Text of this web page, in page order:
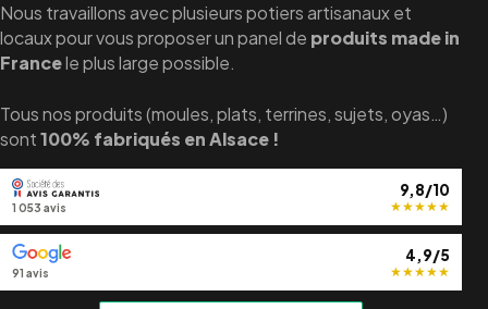
Nous travaillons avec plusieurs potiers artisanaux et
locaux pour vous proposer un panel de produits made in
Francele plus large possible.
Tous nos produits (moules, plats, terrines, sujets, oyas…)
sont100% fabriqués en Alsace !
9,8/10
★★★★★
1 053 avis
4,9/5
★★★★★
91 avis